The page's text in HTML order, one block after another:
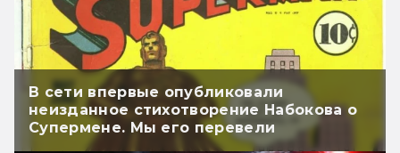
В сети впервые опубликовали
неизданное стихотворение Набокова о
Супермене. Мы его перевели